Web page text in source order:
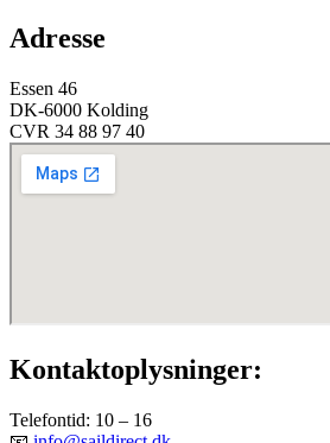
Adresse
Essen 46
DK-6000 Kolding
CVR 34 88 97 40
Kontaktoplysninger:
Telefontid: 10 – 16